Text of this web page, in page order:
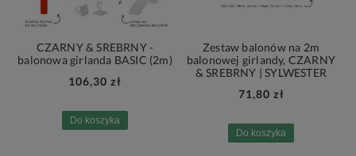
CZARNY & SREBRNY -
balonowa girlanda BASIC (2m)
106,30 zł
Do koszyka
Zestaw balonów na 2m
balonowej girlandy, CZARNY
& SREBRNY | SYLWESTER
71,80 zł
Do koszyka